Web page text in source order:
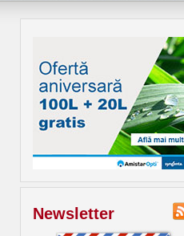
Newsletter